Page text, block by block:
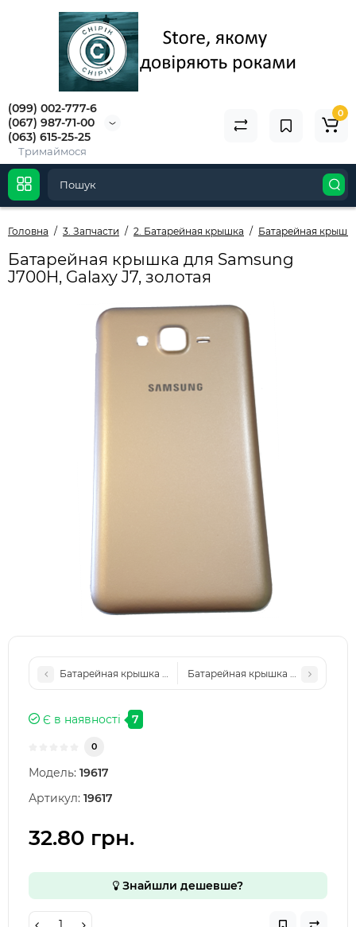
(099) 002-777-6
(067) 987-71-00
(063) 615-25-25
Тримаймося
0
Головна 3. Запчасти 2. Батарейная крышка Батарейная
Батарейная крышка для Samsung
J700H, Galaxy J7, золотая
Батарейная крышка для Samsung J600H, Galaxy J6 2018,
Батарейная крышка для Samsung
Є в наявності 7
0
Модель: 19617
Артикул: 19617
32.80 грн.
Знайшли дешевше?